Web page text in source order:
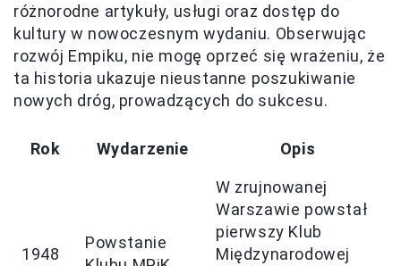
różnorodne artykuły, usługi oraz dostęp do
kultury w nowoczesnym wydaniu. Obserwując
rozwój Empiku, nie mogę oprzeć się wrażeniu, że
ta historia ukazuje nieustanne poszukiwanie
nowych dróg, prowadzących do sukcesu.
Rok Wydarzenie Opis
1948
Powstanie
W zrujnowanej
Warszawie powstał
pierwszy Klub
Międzynarodowej